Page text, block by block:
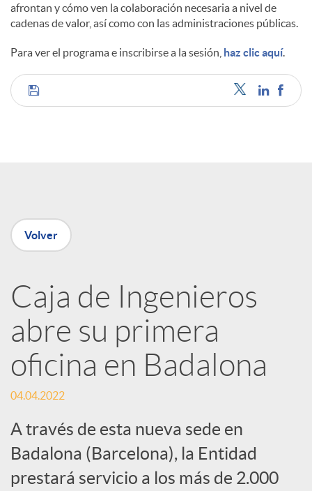
afrontan y cómo ven la colaboración necesaria a nivel de
cadenas de valor, así como con las administraciones públicas.
Para ver el programa e inscribirse a la sesión, haz clic aquí.
C
p
a
r
t
i
r
Volver
Caja de Ingenieros
abre su primera
oficina en Badalona
04.04.2022
A través de esta nueva sede en
Badalona (Barcelona), la Entidad
prestará servicio a los más de 2.000